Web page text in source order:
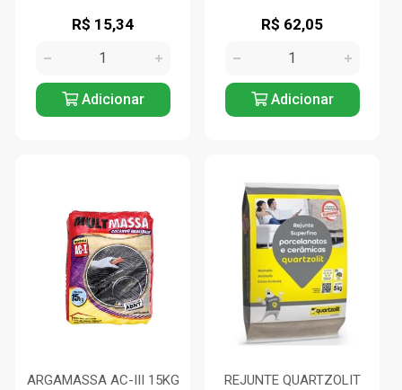
R$ 15,34
Adicionar
R$ 62,05
Adicionar
ARGAMASSA AC-III 15KG
REJUNTE QUARTZOLIT